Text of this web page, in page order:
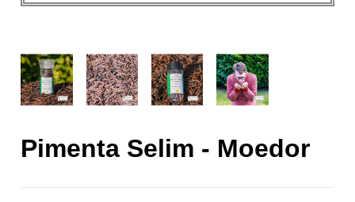
Pimenta Selim - Moedor